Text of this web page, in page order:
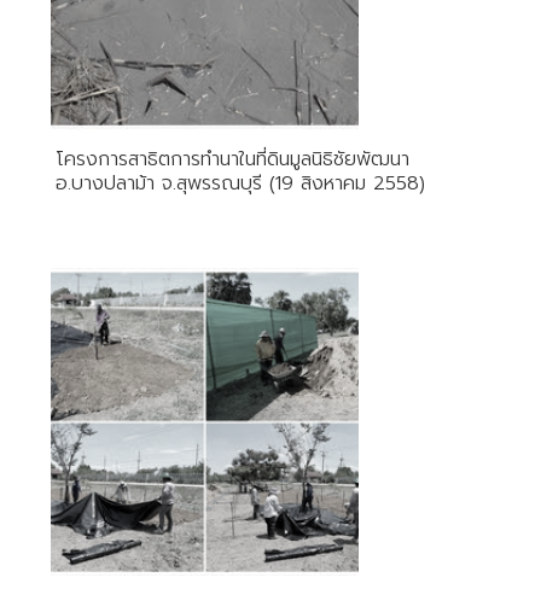
โครงการสาธิตการทำนาในที่ดินมูลนิธิชัยพัฒนา
อ.บางปลาม้า จ.สุพรรณบุรี (19 สิงหาคม 2558)